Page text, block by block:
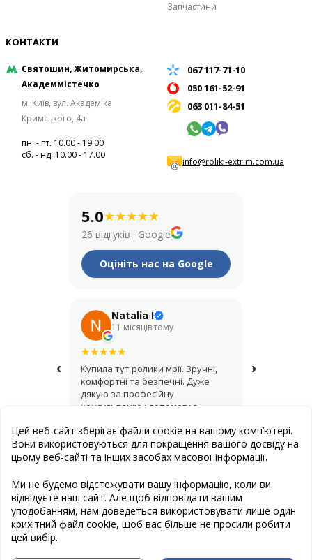
Запчастини
КОНТАКТИ
Святошин, Житомирська,
Академмістечко
м. Київ, вул. Академіка
Кримського, 4а
пн. - пт. 10.00 - 19.00
сб. - нд. 10.00 - 17.00
067 117-71-10
050 161-52-91
063 011-84-51
info@roliki-extrim.com.ua
5.0★★★★★
26 відгуків · Google
Оцініть нас на Google
‹
Natalia I
11 місяців тому
★★★★★
Купила тут ролики мрії. Зручні,
комфортні та безпечні. Дуже
дякую за професійну
консультацію і допомогу з
›
Публична оферта
Створення сайту: Естет Дизайн Студія
Програмування сайту: www.cravter.com
Цей веб-сайт зберігає файли cookie на вашому комп’ютері.
Вони використовуються для покращення вашого досвіду на
цьому веб-сайті та інших засобах масової інформації.
Ми не будемо відстежувати вашу інформацію, коли ви
відвідуєте наш сайт. Але щоб відповідати вашим
уподобанням, нам доведеться використовувати лише один
крихітний файл cookie, щоб вас більше не просили робити
цей вибір.